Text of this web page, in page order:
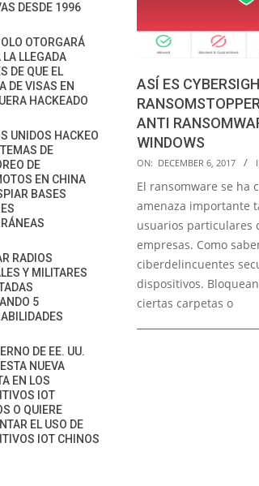
ASÍ ES
ANTI
WINDOWS
2017-
12-
ON: DECEMBER 6, 2017
El ransomware se ha
amenaza importante
usuarios particulares
empresas. Como
ciberdelincuentes
dispositivos.
ciertas carpetas o
DESDE 1996
OTORGARÁ
LLEGADA
DE QUE EL
DE VISAS EN
HACKEADO
UNIDOS HACKEO
DE
DE
EN CHINA
BASES
RADIOS
Y MILITARES
5
DE EE. UU.
NUEVA
EN LOS
IOT
O QUIERE
EL USO DE
IOT CHINOS